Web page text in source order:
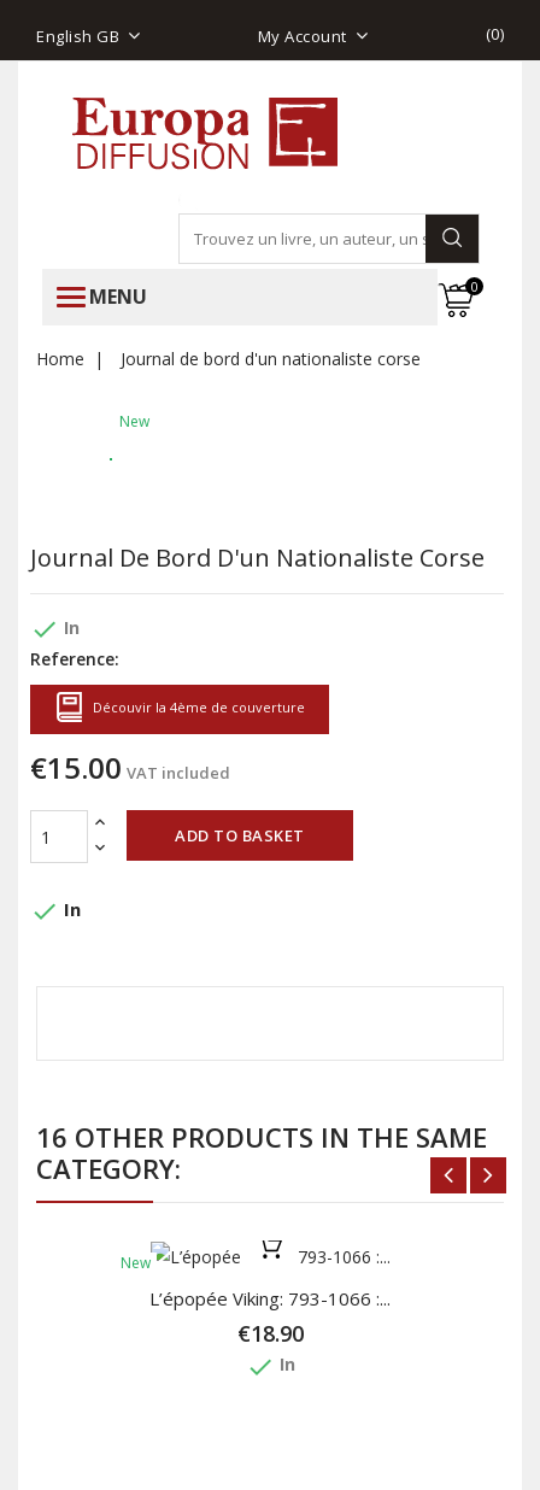
English GB My Account (0)
MENU 0
Home Journal de bord d'un nationaliste corse
New
Journal De Bord D'un Nationaliste Corse
done In
Reference:
Découvir la 4ème de couverture
€15.00 VAT included
ADD TO BASKET
done In
16 OTHER PRODUCTS IN THE SAME
CATEGORY:
New
L’épopée Viking: 793-1066 :...
€18.90
done In